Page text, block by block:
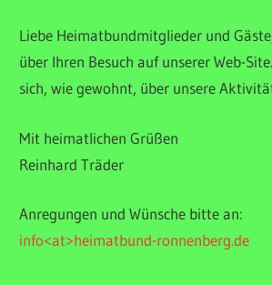
Liebe Heimatbundmitglieder und
über Ihren Besuch auf unserer Web-
sich, wie gewohnt, über unsere
Mit heimatlichen Grüßen
Reinhard Träder
Anregungen und Wünsche bitte an:
info<at>heimatbund-ronnenberg.de